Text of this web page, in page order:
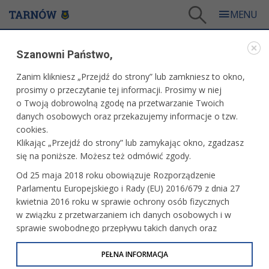
Koncert upamiętniający 60. rocznicę wybuchu Powstania Węgierskiego
WARTO ZOBACZYĆ
KONCERT UPAMIĘTNIAJĄCY 60. ROCZNICĘ
WYBUCHU POWSTANIA WĘGIERSKIEGO
19 października 2016 r.fot. Paweł Topolski
przeczytaj o wydarzeniu
Szanowni Państwo,
Zanim klikniesz „Przejdź do strony” lub zamkniesz to okno,
prosimy o przeczytanie tej informacji. Prosimy w niej
o Twoją dobrowolną zgodę na przetwarzanie Twoich
danych osobowych oraz przekazujemy informacje o tzw.
cookies.
Klikając „Przejdź do strony” lub zamykając okno, zgadzasz
się na poniższe. Możesz też odmówić zgody.
Od 25 maja 2018 roku obowiązuje Rozporządzenie
Parlamentu Europejskiego i Rady (EU) 2016/679 z dnia 27
kwietnia 2016 roku w sprawie ochrony osób fizycznych
w związku z przetwarzaniem ich danych osobowych i w
sprawie swobodnego przepływu takich danych oraz
uchylenia dyrektywy 95/46/WE (określane jako RODO, GDPR
lub Ogólne Rozporządzenie o Ochronie Danych
PEŁNA INFORMACJA